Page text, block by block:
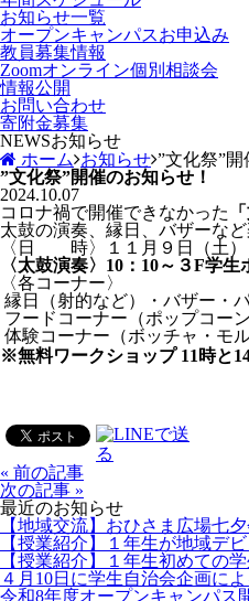
お知らせ一覧
オープンキャンパスお申込み
教員募集情報
Zoomオンライン個別相談会
情報公開
お問い合わせ
寄附金募集
NEWSお知らせ
ホーム お知らせ ”文化祭”開
”文化祭”開催のお知らせ！
2024.10.07
コロナ禍で開催できなかった
太鼓の演奏、縁日、バザーな
〈日 時〉１１月９日（
〈太鼓演奏〉10：10～３F学生
〈各コーナー〉
縁日（射的など）・バザー・
フードコーナー（ポップコー
体験コーナー（ボッチャ・モ
※無料ワークショップ 11時と
« 前の記事
次の記事 »
最近のお知らせ
【地域交流】おひさま広場七
【授業紹介】１年生が地域デ
【授業紹介】１年生初めての
４月10日に学生自治会企画に
令和8年度オープンキャンパス